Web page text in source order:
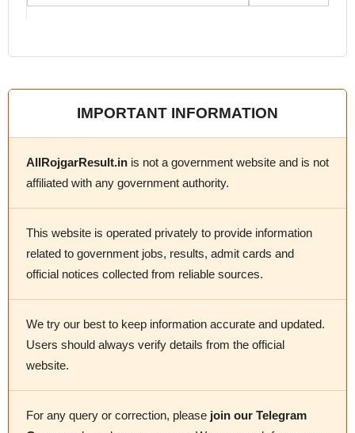
IMPORTANT INFORMATION
AllRojgarResult.in is not a government website and is not
affiliated with any government authority.
This website is operated privately to provide information
related to government jobs, results, admit cards and
official notices collected from reliable sources.
We try our best to keep information accurate and updated.
Users should always verify details from the official
website.
For any query or correction, please join our Telegram